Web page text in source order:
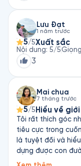
Lưu Đạt
1 năm trước
5/5Xuất sắc
Nội dung: 5/5
3
Mai chua
7 tháng trước
5/5 Hiểu về
Tôi rất thích góc
tiêu cực trong
là tuyệt đối và
dựng được con
sống